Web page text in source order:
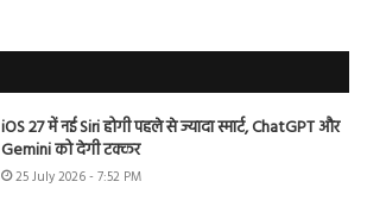
iOS 27 में नई Siri होगी पहले से ज्यादा स्मार्ट, ChatGPT और
Gemini को देगी टक्कर
25 July 2026 - 7:52 PM